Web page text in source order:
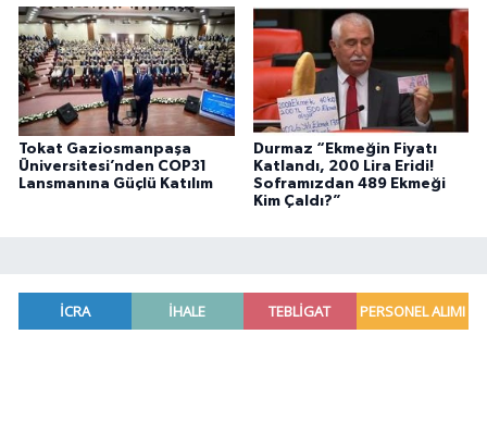
Tokat Gaziosmanpaşa
Üniversitesi’nden COP31
Lansmanına Güçlü Katılım
Durmaz “Ekmeğin Fiyatı
Katlandı, 200 Lira Eridi!
Soframızdan 489 Ekmeği
Kim Çaldı?”